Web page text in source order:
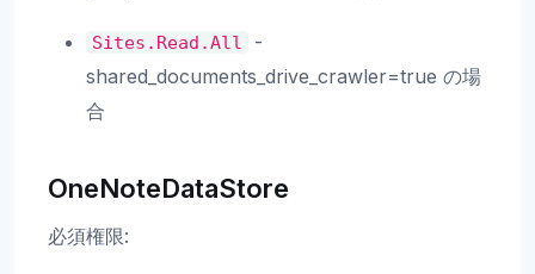
Sites.Read.All
-
shared_documents_drive_crawler=true の場
合
OneNoteDataStore
必須権限: